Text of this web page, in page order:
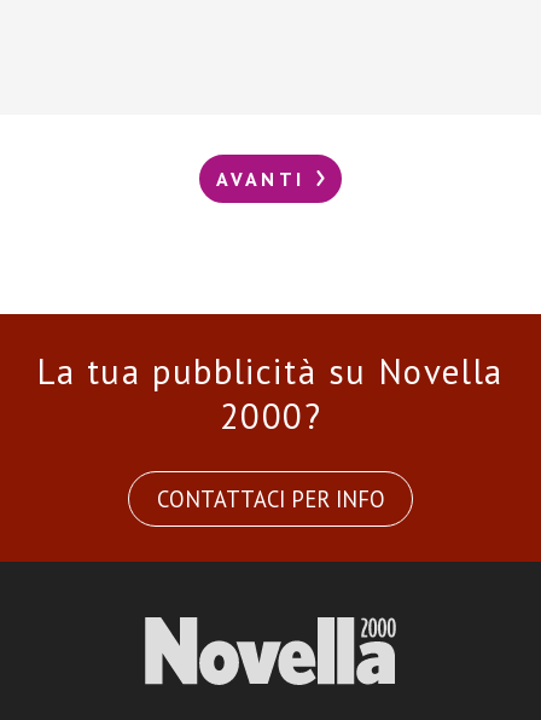
AVANTI
La tua pubblicità su Novella
2000?
CONTATTACI PER INFO